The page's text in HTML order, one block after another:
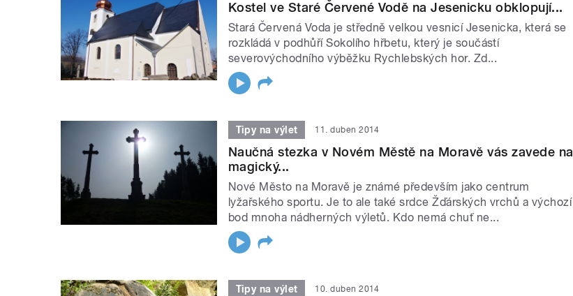
Kostel ve Staré Červené Vodě na Jesenicku obklopují...
Stará Červená Voda je středně velkou vesnicí Jesenicka, která se
rozkládá v podhůří Sokolího hřbetu, který je součástí
severovýchodního výběžku Rychlebských hor. Zd...
Tipy na výlet 11. duben 2014
Naučná stezka v Novém Městě na Moravě vás zavede na
magický...
Nové Město na Moravě je známé především jako centrum
lyžařského sportu. Je to ale také srdce Žďárských vrchů a výchozí
bod mnoha nádherných výletů. Kdo nemá chuť ne...
Tipy na výlet 10. duben 2014